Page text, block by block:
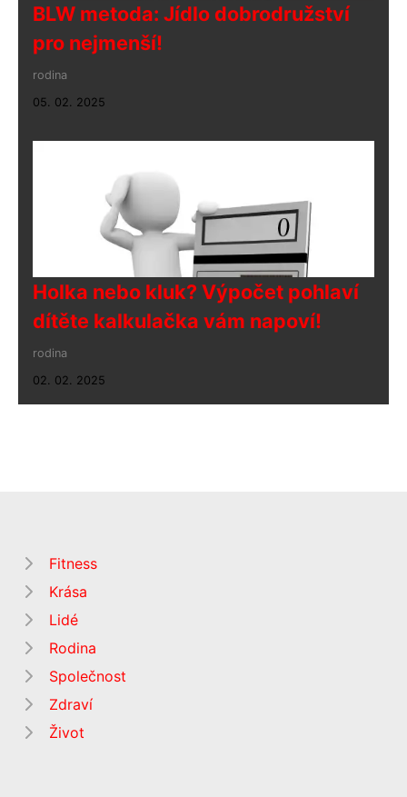
BLW metoda: Jídlo dobrodružství
pro nejmenší!
rodina
05. 02. 2025
Holka nebo kluk? Výpočet pohlaví
dítěte kalkulačka vám napoví!
rodina
02. 02. 2025
Fitness
Krása
Lidé
Rodina
Společnost
Zdraví
Život